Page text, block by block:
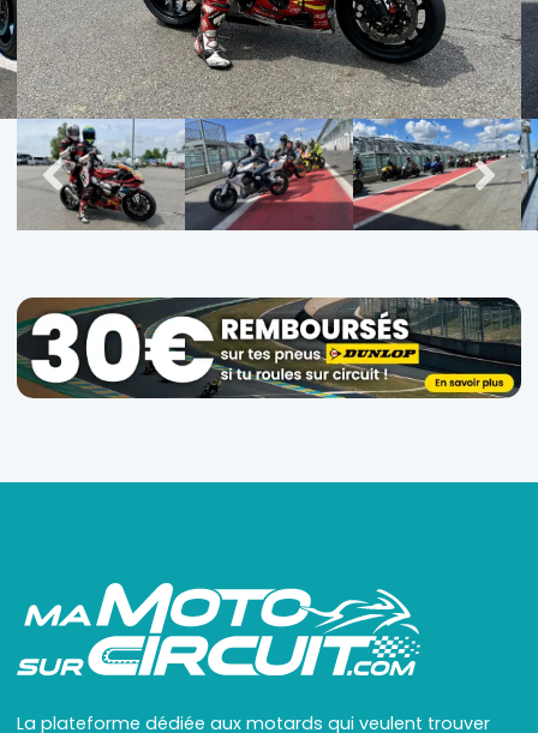
La plateforme dédiée aux motards qui veulent trouver